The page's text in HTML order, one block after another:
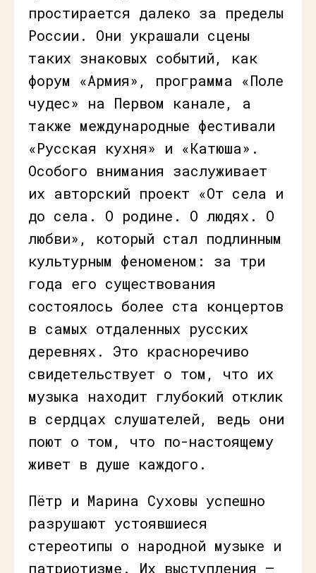
простирается далеко за пределы
России. Они украшали сцены
таких знаковых событий, как
форум «Армия», программа «Поле
чудес» на Первом канале, а
также международные фестивали
«Русская кухня» и «Катюша».
Особого внимания заслуживает
их авторский проект «От села и
до села. О родине. О людях. О
любви», который стал подлинным
культурным феноменом: за три
года его существования
состоялось более ста концертов
в самых отдаленных русских
деревнях. Это красноречиво
свидетельствует о том, что их
музыка находит глубокий отклик
в сердцах слушателей, ведь они
поют о том, что по-настоящему
живет в душе каждого.
Пётр и Марина Суховы успешно
разрушают устоявшиеся
стереотипы о народной музыке и
патриотизме. Их выступления —